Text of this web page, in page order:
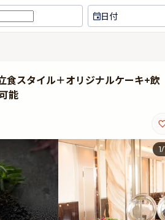
日付
食スタイル＋オリジナルケーキ+飲
能
1/